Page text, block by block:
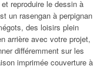
reproduire le dessin à
un rasengan à perpignan
des loisirs plein
arrière avec votre projet,
différemment sur les
imprimée couverture à